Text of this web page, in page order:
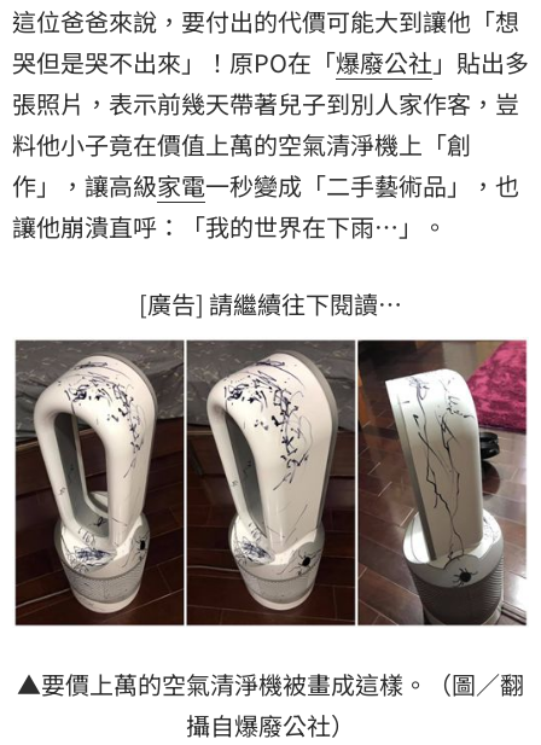
這位爸爸來說，要付出的代價可能大到讓他「想
哭但是哭不出來」！原PO在「爆廢公社」貼出多
張照片，表示前幾天帶著兒子到別人家作客，豈
料他小子竟在價值上萬的空氣清淨機上「創
作」，讓高級家電一秒變成「二手藝術品」，也
讓他崩潰直呼：「我的世界在下雨…」。
[廣告] 請繼續往下閱讀…
▲要價上萬的空氣清淨機被畫成這樣。（圖／翻
攝自爆廢公社）